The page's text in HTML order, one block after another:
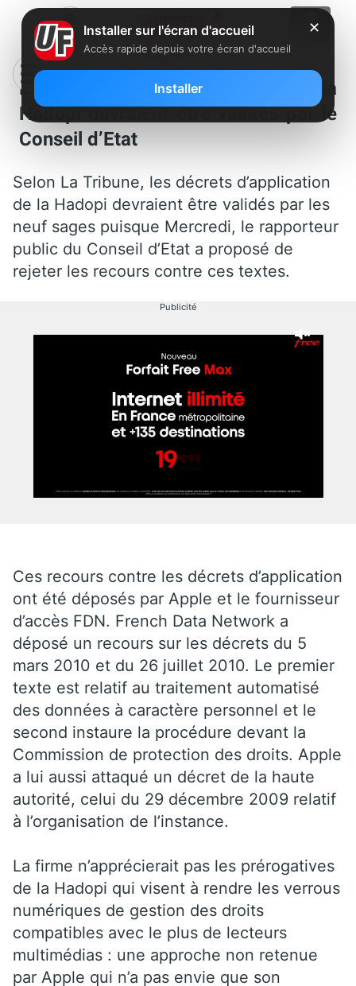
Les décrets d’application de la
Hadopi devraient être validés par le
Conseil d’Etat
Selon La Tribune, les décrets d’application
de la Hadopi devraient être validés par les
neuf sages puisque Mercredi, le rapporteur
public du Conseil d’Etat a proposé de
rejeter les recours contre ces textes.
Publicité
Ces recours contre les décrets d’application
ont été déposés par Apple et le fournisseur
d’accès FDN. French Data Network a
déposé un recours sur les décrets du 5
mars 2010 et du 26 juillet 2010. Le premier
texte est relatif au traitement automatisé
des données à caractère personnel et le
second instaure la procédure devant la
Commission de protection des droits. Apple
a lui aussi attaqué un décret de la haute
autorité, celui du 29 décembre 2009 relatif
à l’organisation de l’instance.
La firme n’apprécierait pas les prérogatives
de la Hadopi qui visent à rendre les verrous
numériques de gestion des droits
compatibles avec le plus de lecteurs
multimédias : une approche non retenue
par Apple qui n’a pas envie que son
✕
Installer sur l'écran d'accueil
Accès rapide depuis votre écran d'accueil
Installer